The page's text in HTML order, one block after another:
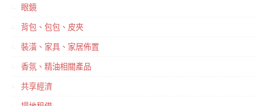
眼鏡
背包、包包、皮夾
裝潢、家具、家居佈置
香氛、精油相關產品
共享經濟